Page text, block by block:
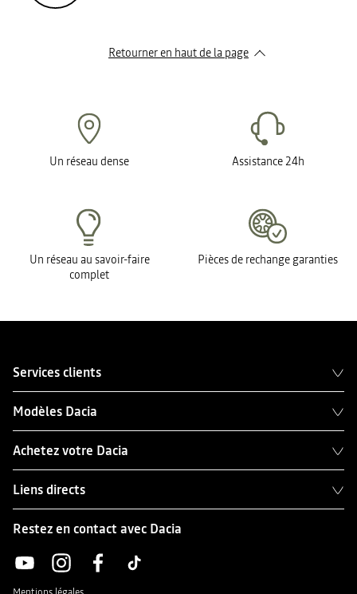
Retourner en haut de la page
Un réseau dense Assistance 24h
Un réseau au savoir-faire
complet
Pièces de rechange garanties
Services clients
Modèles Dacia
Achetez votre Dacia
Liens directs
Restez en contact avec Dacia